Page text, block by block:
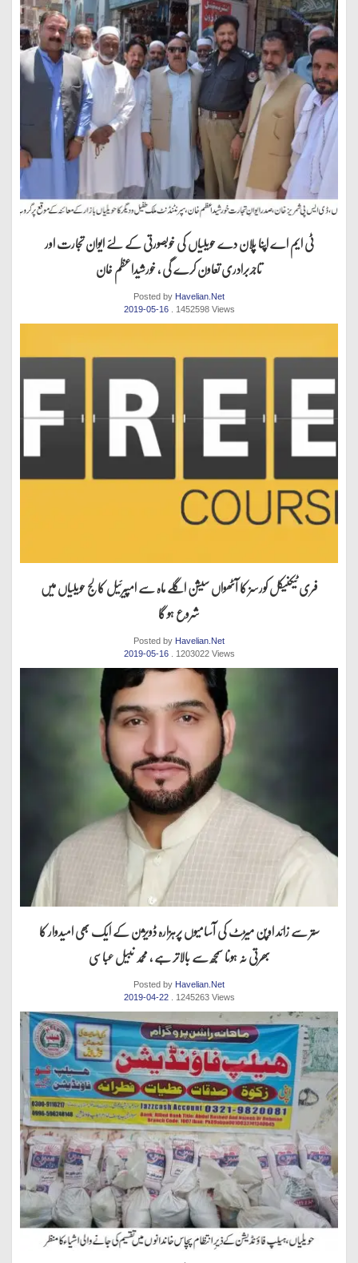
ٹی ایم اے اپنا پلان دے حویلیاں کی خوبصورتی کے لئے ایوان تجارت اور
تاجربرادری تعاون کرے گی ، خورشیداعظم خان
Posted by Havelian.Net
2019-05-16 . 1452598 Views
فری ٹیکنیکل کورسز کا آٹھواں سیشن اگلے ماہ سے امپیرئیل کالج حویلیاں میں
شروع ہو گا
Posted by Havelian.Net
2019-05-16
. 1203022 Views
ستر سے زائد اوپن میڑٹ کی آسامیوں پرہزارہ ڈویژن کے ایک بھی امیدوار کا
بھرتی نہ ہونا سمجھ سے بالاتر ہے ، محمد نبیل عباسی
Posted by Havelian.Net
2019-04-22 . 1245263 Views